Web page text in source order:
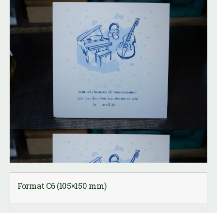
Le faire part de naissance,
invitation
Format C6 (105×150 mm)
Van den Velde ivoire festonné
impression 1 couleur Pantone rose ou bleu